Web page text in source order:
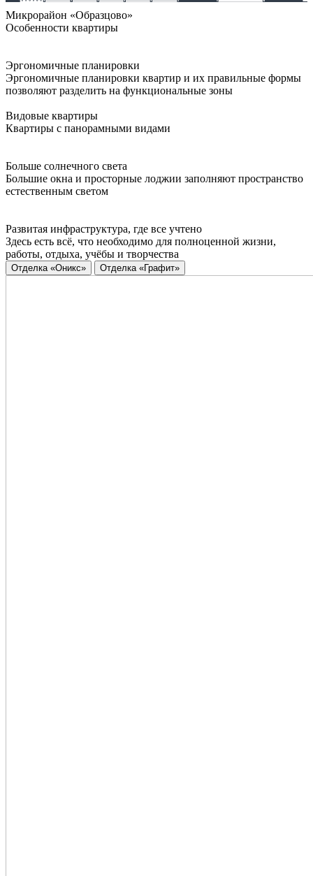
Микрорайон «Образцово»
Особенности квартиры
Эргономичные планировки
Эргономичные планировки квартир и их правильные формы
позволяют разделить на функциональные зоны
Видовые квартиры
Квартиры с панорамными видами
Больше солнечного света
Большие окна и просторные лоджии заполняют пространство
естественным светом
Развитая инфраструктура, где все учтено
Здесь есть всё, что необходимо для полноценной жизни,
работы, отдыха, учёбы и творчества
Отделка «Оникс» Отделка «Графит»